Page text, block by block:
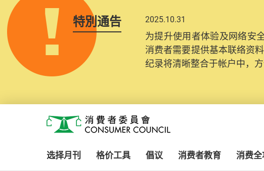
特別通告 2025.10.31
为提升使用者体验及网络安
消费者需要提供基本联络资
纪录将清晰整合于帐户中，方
消费者委员会
选择月刊 格价工具 倡议 消费者教育 消费